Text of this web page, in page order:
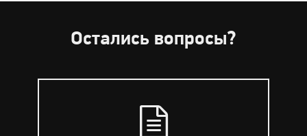
Остались вопросы?